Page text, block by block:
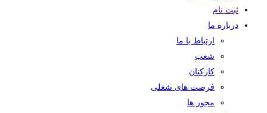
ثبت نام
درباره ما
ارتباط با ما
شعب
کارکنان
فرصت های شغلی
مجوز ها